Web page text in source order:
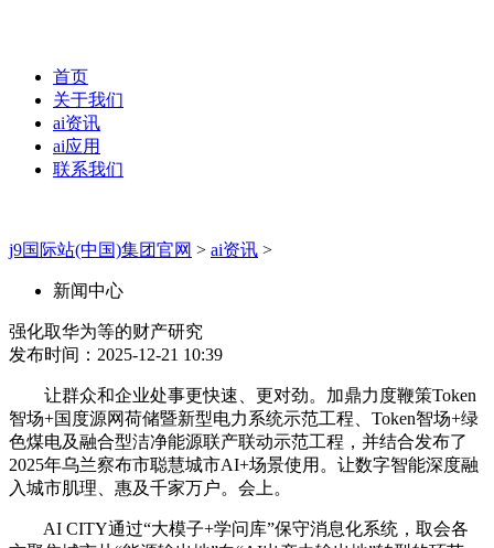
首页
关于我们
ai资讯
ai应用
联系我们
j9国际站(中国)集团官网 > ai资讯 >
新闻中心
强化取华为等的财产研究
发布时间：2025-12-21 10:39
让群众和企业处事更快速、更对劲。加鼎力度鞭策Token
智场+国度源网荷储暨新型电力系统示范工程、Token智场+绿
色煤电及融合型洁净能源联产联动示范工程，并结合发布了
2025年乌兰察布市聪慧城市AI+场景使用。让数字智能深度融
入城市肌理、惠及千家万户。会上。
AI CITY通过“大模子+学问库”保守消息化系统，取会各